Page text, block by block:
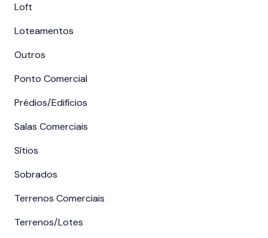
Loft
Loteamentos
Outros
Ponto Comercial
Prédios/Edifícios
Salas Comerciais
Sítios
Sobrados
Terrenos Comerciais
Terrenos/Lotes